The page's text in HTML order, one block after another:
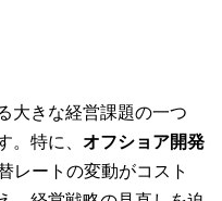
大きな経営課題の一つ
。特に、 オフショア開発
レートの変動がコスト